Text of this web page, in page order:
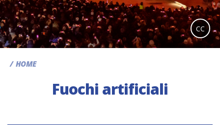
CC
HOME
Fuochi artificiali